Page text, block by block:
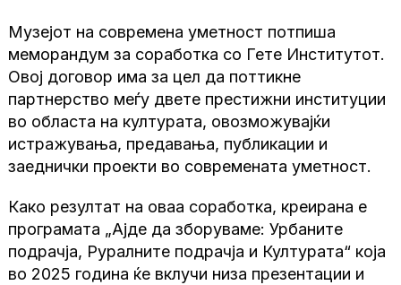
Музејот на современа уметност потпиша
меморандум за соработка со Гете Институтот.
Овој договор има за цел да поттикне
партнерство меѓу двете престижни институции
во областа на културата, овозможувајќи
истражувања, предавања, публикации и
заеднички проекти во современата уметност.
Како резултат на оваа соработка, креирана е
програмата „Ајде да зборуваме: Урбаните
подрачја, Руралните подрачја и Културата“ која
во 2025 година ќе вклучи низа презентации и